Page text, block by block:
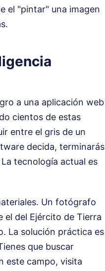
el "pintar" una imagen
a una aplicación web
cientos de estas
entre el gris de un
decida, terminarás
tecnología actual es
Un fotógrafo
el del Ejército de Tierra
La solución práctica es
que buscar
este campo, visita